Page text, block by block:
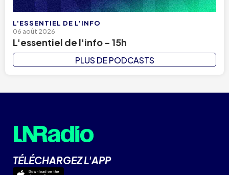
L'ESSENTIEL DE L'INFO
06 août 2026
L'essentiel de l'info - 15h
PLUS DE PODCASTS
TÉLÉCHARGEZ L'APP